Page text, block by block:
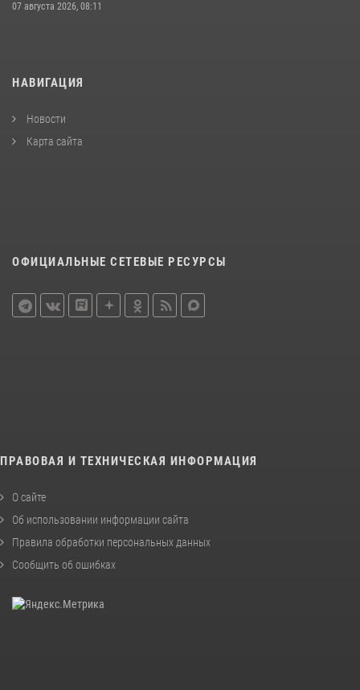
07 августа 2026, 08:11
НАВИГАЦИЯ
Новости
Карта сайта
ОФИЦИАЛЬНЫЕ СЕТЕВЫЕ РЕСУРСЫ
ПРАВОВАЯ И ТЕХНИЧЕСКАЯ ИНФОРМАЦИЯ
О сайте
Об использовании информации сайта
Правила обработки персональных данных
Сообщить об ошибках